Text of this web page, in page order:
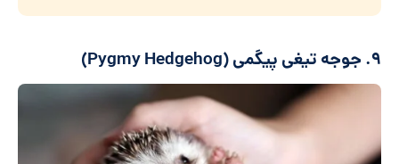
۹. جوجه تیغی پیگمی (Pygmy Hedgehog)